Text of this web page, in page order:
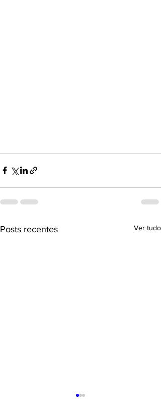
Posts recentes Ver tudo